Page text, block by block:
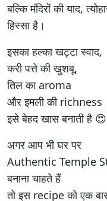
बल्कि मंदिरों की याद,
हिस्सा है।
इसका हल्का खट्टा स्वाद,
करी पत्ते की खुशबू,
तिल का aroma
और इमली की richness
इसे बेहद खास बनाती है 😍
अगर आप भी घर पर
Authentic Temple
बनाना चाहते हैं
तो इस recipe को एक